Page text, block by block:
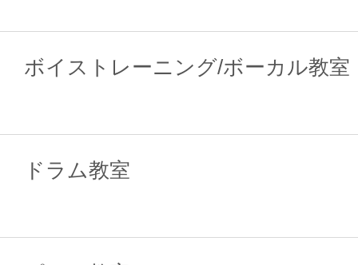
ボイストレーニング/ボーカル教室
ドラム教室